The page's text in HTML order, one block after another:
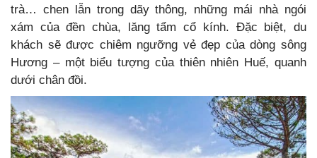
trà… chen lẫn trong dãy thông, những mái nhà ngói
xám của đền chùa, lăng tẩm cổ kính. Đặc biệt, du
khách sẽ được chiêm ngưỡng vẻ đẹp của dòng sông
Hương – một biểu tượng của thiên nhiên Huế, quanh
dưới chân đồi.